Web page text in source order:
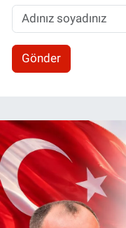
Gönder